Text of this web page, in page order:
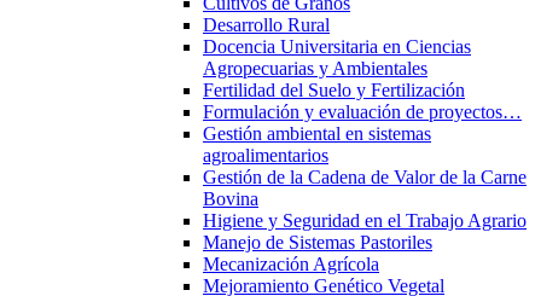
Desarrollo Rural
Docencia Universitaria en Ciencias
Agropecuarias y Ambientales
Fertilidad del Suelo y Fertilización
Formulación y evaluación de proyectos…
Gestión ambiental en sistemas
agroalimentarios
Gestión de la Cadena de Valor de la Carne
Bovina
Higiene y Seguridad en el Trabajo Agrario
Manejo de Sistemas Pastoriles
Mecanización Agrícola
Mejoramiento Genético Vegetal